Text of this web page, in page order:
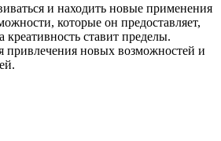
и находить новые применения
которые он предоставляет,
ставит пределы.
привлечения новых возможностей и